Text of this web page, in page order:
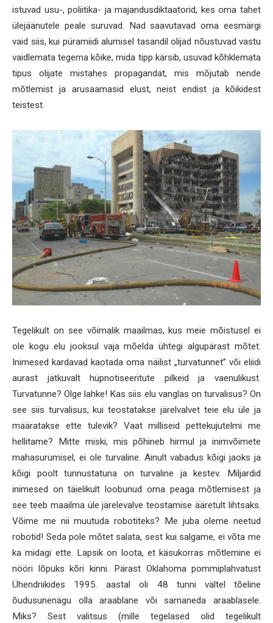
istuvad usu-, poliitika- ja majandusdiktaatorid, kes oma tahet
ülejäänutele peale suruvad. Nad saavutavad oma eesmärgi
vaid siis, kui püramiidi alumisel tasandil olijad nõustuvad vastu
vaidlemata tegema kõike, mida tipp kärsib, usuvad kõhklemata
tipus olijate mistahes propagandat, mis mõjutab nende
mõtlemist ja arusaamasid elust, neist endist ja kõikidest
teistest.
Tegelikult on see võimalik maailmas, kus meie mõistusel ei
ole kogu elu jooksul vaja mõelda ühtegi algupärast mõtet.
Inimesed kardavad kaotada oma näilist „turvatunnet” või eliidi
aurast jätkuvalt hüpnotiseeritute pilkeid ja vaenulikust.
Turvatunne? Olge lahke! Kas siis elu vanglas on turvalisus? On
see siis turvalisus, kui teostatakse järelvalvet teie elu üle ja
määratakse ette tulevik? Vaat milliseid pettekujutelmi me
hellitame? Mitte miski, mis põhineb hirmul ja inimvõimete
mahasurumisel, ei ole turvaline. Ainult vabadus kõigi jaoks ja
kõigi poolt tunnustatuna on turvaline ja kestev. Miljardid
inimesed on täielikult loobunud oma peaga mõtlemisest ja
see teeb maailma üle järelevalve teostamise ääretult lihtsaks.
Võime me nii muutuda robotiteks? Me juba oleme neetud
robotid! Seda pole mõtet salata, sest kui salgame, ei võta me
ka midagi ette. Lapsik on loota, et käsukorras mõtlemine ei
nööri lõpuks kõri kinni. Pärast Oklahoma pommiplahvatust
Ühendriikides 1995. aastal oli 48 tunni vältel tõeline
õudusunenägu olla araablane või sarnaneda araablasele.
Miks? Sest valitsus (mille tegelased olid tegelikult